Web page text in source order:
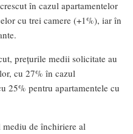
în cazul apartamentelor
cu trei camere (+1%), iar în
prețurile medii solicitate au
cu 27% în cazul
25% pentru apartamentele cu
de închiriere al